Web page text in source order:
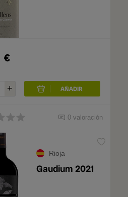
€
0 valoración
Rioja
Gaudium 2021